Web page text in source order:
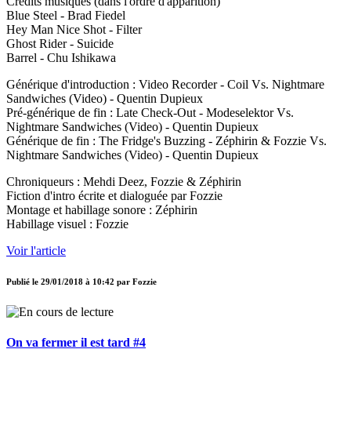
Blue Steel - Brad Fiedel
Hey Man Nice Shot - Filter
Ghost Rider - Suicide
Barrel - Chu Ishikawa
Générique d'introduction : Video Recorder - Coil Vs. Nightmare
Sandwiches (Video) - Quentin Dupieux
Pré-générique de fin : Late Check-Out - Modeselektor Vs.
Nightmare Sandwiches (Video) - Quentin Dupieux
Générique de fin : The Fridge's Buzzing - Zéphirin & Fozzie Vs.
Nightmare Sandwiches (Video) - Quentin Dupieux
Chroniqueurs : Mehdi Deez, Fozzie & Zéphirin
Fiction d'intro écrite et dialoguée par Fozzie
Montage et habillage sonore : Zéphirin
Habillage visuel : Fozzie
Voir l'article
Publié le 29/01/2018 à 10:42 par Fozzie
On va fermer il est tard #4